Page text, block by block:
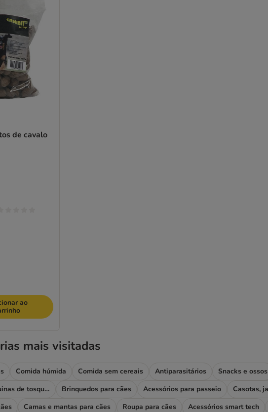
de cavalo
ao
mais visitadas
Comida húmida Comida sem cereais Antiparasitários Snacks e ossos
Higiene e máquinas de tosquiar
Brinquedos para cães Acessórios para passeio
Camas e mantas para cães Roupa para cães Acessórios smart tech